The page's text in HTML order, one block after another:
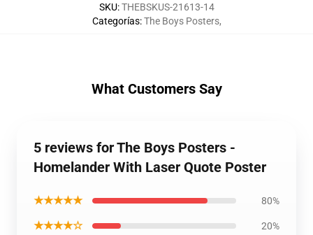
SKU:THEBSKUS-21613-14
Categorías:The Boys Posters,
What Customers Say
5 reviews for The Boys Posters -
Homelander With Laser Quote Poster
★★★★★ 80%
★★★★☆ 20%